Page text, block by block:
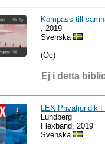
Kompass till
, 2019
Svenska
(Oc)
Ej i detta
LEX Privatjuridik
Lundberg
Flexband, 2019
Svenska